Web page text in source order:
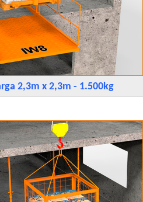
2,3m x 2,3m - 1.500kg